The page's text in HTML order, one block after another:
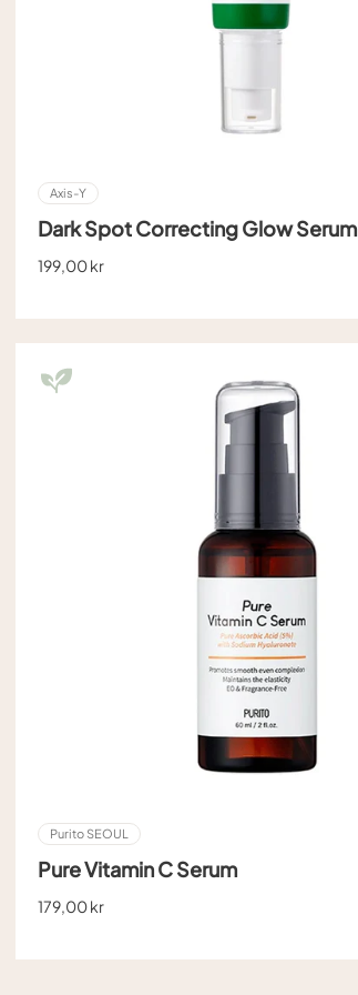
Axis-Y
Dark Spot Correcting Glow Serum
199,00 kr
Purito SEOUL
Pure Vitamin C Serum
179,00 kr